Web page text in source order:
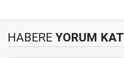
HABERE YORUM KAT